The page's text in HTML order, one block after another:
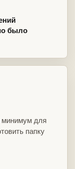
было
минимум для
папку